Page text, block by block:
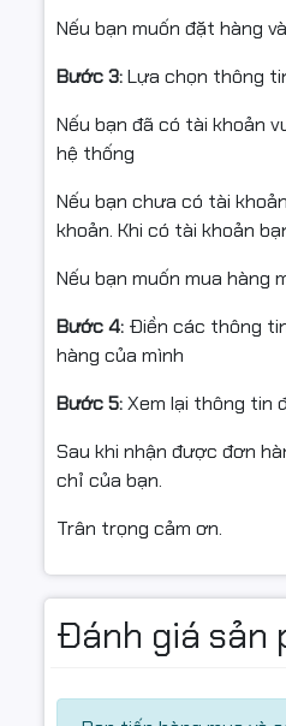
Quý khách hàng
Hotline:
Nếu bạn muốn đặt hàng
Bước 3:Lựa chọn thông
Nếu bạn đã có tài khoản
hệ thống
Nếu bạn chưa có tài
khoản. Khi có tài khoản
Nếu bạn muốn mua hàng
Bước 4: Điền các thông
hàng của mình
Bước 5:Xem lại thông tin
Sau khi nhận được đơn
chỉ của bạn.
Trân trọng cảm ơn.
Đánh giá sản